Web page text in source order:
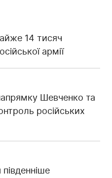
14 тисяч
армії
Шевченко та
російських